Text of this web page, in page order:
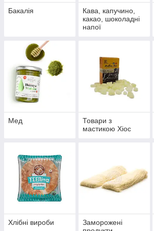
Бакалія
Кава, капучино,
какао, шоколадні
напої
Мед
Товари з
мастикою Хіос
Хлібні вироби
Заморожені